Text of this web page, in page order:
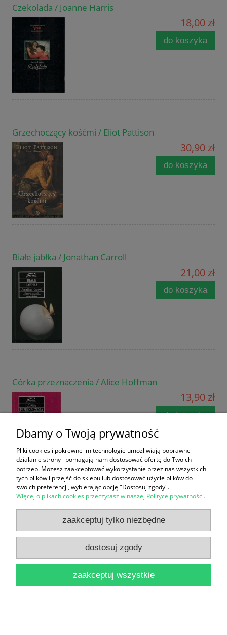
Czekolada / Joanne Harris
18,00 zł
do koszyka
Grzechoczący kośćmi / Eliot Pattison
30,90 zł
do koszyka
Białe jabłka / Jonathan Carroll
21,00 zł
do koszyka
Córka przeznaczenia / Alice Hoffman
13,90 zł
do koszyka
Człowiek na drodze i inne opowiadania / Albert
14,90 zł
do koszyka
Dbamy o Twoją prywatność
Pliki cookies i pokrewne im technologie umożliwiają poprawne
działanie strony i pomagają nam dostosować ofertę do Twoich
potrzeb. Możesz zaakceptować wykorzystanie przez nas wszystkich
tych plików i przejść do sklepu lub dostosować użycie plików do
swoich preferencji, wybierając opcję "Dostosuj zgody".
Więcej o plikach cookies przeczytasz w naszej Polityce prywatności.
zaakceptuj tylko niezbędne
dostosuj zgody
zaakceptuj wszystkie